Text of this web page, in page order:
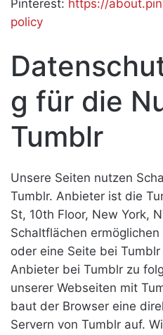
Pinterest: https://
policy
g für die
Tumblr
Unsere Seiten nutzen
Tumblr. Anbieter ist die
St, 10th Floor, New York,
Schaltflächen
oder eine Seite bei
Anbieter bei Tumblr zu
unserer Webseiten mit
baut der Browser eine
Servern von Tumblr auf.